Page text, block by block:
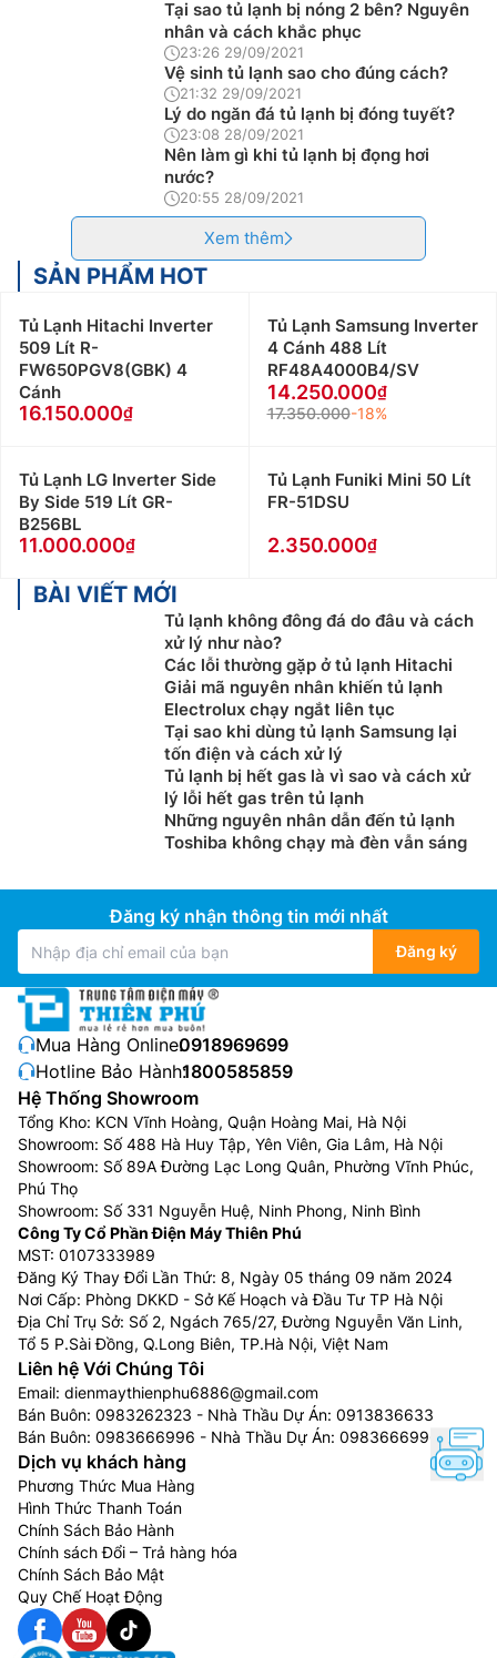
Tại sao tủ lạnh bị nóng 2 bên? Nguyên
nhân và cách khắc phục
23:26 29/09/2021
Vệ sinh tủ lạnh sao cho đúng cách?
21:32 29/09/2021
Lý do ngăn đá tủ lạnh bị đóng tuyết?
23:08 28/09/2021
Nên làm gì khi tủ lạnh bị đọng hơi
nước?
20:55 28/09/2021
Xem thêm
SẢN PHẨM HOT
Tủ Lạnh Hitachi Inverter
509 Lít R-
FW650PGV8(GBK) 4
Cánh
16.150.000
Tủ Lạnh Samsung Inverter
4 Cánh 488 Lít
RF48A4000B4/SV
14.250.000
17.350.000-18%
Tủ Lạnh LG Inverter Side
By Side 519 Lít GR-
B256BL
11.000.000
Tủ Lạnh Funiki Mini 50 Lít
FR-51DSU
2.350.000
BÀI VIẾT MỚI
Tủ lạnh không đông đá do đâu và cách
xử lý như nào?
Các lỗi thường gặp ở tủ lạnh Hitachi
Giải mã nguyên nhân khiến tủ lạnh
Electrolux chạy ngắt liên tục
Tại sao khi dùng tủ lạnh Samsung lại
tốn điện và cách xử lý
Tủ lạnh bị hết gas là vì sao và cách xử
lý lỗi hết gas trên tủ lạnh
Những nguyên nhân dẫn đến tủ lạnh
Toshiba không chạy mà đèn vẫn sáng
Đăng ký nhận thông tin mới nhất
Đăng ký
Mua Hàng Online:0918969699
Hotline Bảo Hành:1800585859
Hệ Thống Showroom
Tổng Kho: KCN Vĩnh Hoàng, Quận Hoàng Mai, Hà Nội
Showroom: Số 488 Hà Huy Tập, Yên Viên, Gia Lâm, Hà Nội
Showroom: Số 89A Đường Lạc Long Quân, Phường Vĩnh Phúc,
Phú Thọ
Showroom: Số 331 Nguyễn Huệ, Ninh Phong, Ninh Bình
Công Ty Cổ Phần Điện Máy Thiên Phú
MST: 0107333989
Đăng Ký Thay Đổi Lần Thứ: 8, Ngày 05 tháng 09 năm 2024
Nơi Cấp: Phòng DKKD - Sở Kế Hoạch và Đầu Tư TP Hà Nội
Địa Chỉ Trụ Sở: Số 2, Ngách 765/27, Đường Nguyễn Văn Linh,
Tổ 5 P.Sài Đồng, Q.Long Biên, TP.Hà Nội, Việt Nam
Liên hệ Với Chúng Tôi
Email: dienmaythienphu6886@gmail.com
Bán Buôn: 0983262323 - Nhà Thầu Dự Án: 0913836633
Bán Buôn: 0983666996 - Nhà Thầu Dự Án: 0983666996
Dịch vụ khách hàng
Phương Thức Mua Hàng
Hình Thức Thanh Toán
Chính Sách Bảo Hành
Chính sách Đổi – Trả hàng hóa
Chính Sách Bảo Mật
Quy Chế Hoạt Động